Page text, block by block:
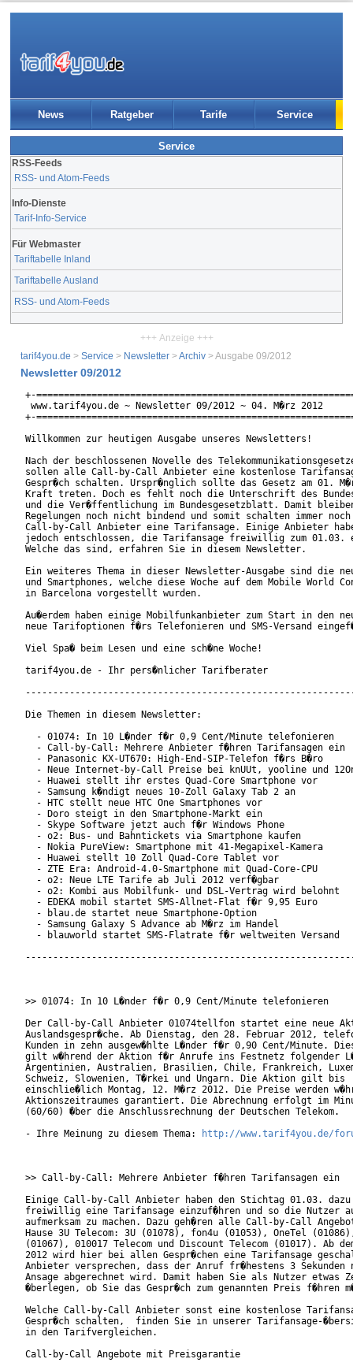
News Ratgeber Tarife Service
Service
RSS-Feeds
RSS- und Atom-Feeds
Info-Dienste
Tarif-Info-Service
Für Webmaster
Tariftabelle Inland
Tariftabelle Ausland
RSS- und Atom-Feeds
+++ Anzeige +++
tarif4you.de > Service > Newsletter >Archiv > Ausgabe 09/2012
Newsletter 09/2012
+-
www.tarif4you.de ~ Newsletter 09/2012 ~ 04. M�rz 2012
+-
Willkommen zur heutigen Ausgabe unseres Newsletters!
Nach der beschlossenen Novelle des
sollen alle Call-by-Call Anbieter eine kostenlose
Gespr�ch schalten. Urspr�nglich sollte das Gesetz am 01.
Kraft treten. Doch es fehlt noch die Unterschrift des
und die Ver�ffentlichung im Bundesgesetzblatt. Damit
Regelungen noch nicht bindend und somit schalten immer
Call-by-Call Anbieter eine Tarifansage. Einige Anbieter
jedoch entschlossen, die Tarifansage freiwillig zum 01.03.
Welche das sind, erfahren Sie in diesem Newsletter.
Ein weiteres Thema in dieser Newsletter-Ausgabe sind die
und Smartphones, welche diese Woche auf dem Mobile World
in Barcelona vorgestellt wurden.
Au�erdem haben einige Mobilfunkanbieter zum Start in den
neue Tarifoptionen f�rs Telefonieren und SMS-Versand
Viel Spa� beim Lesen und eine sch�ne Woche!
tarif4you.de - Ihr pers�nlicher Tarifberater
Die Themen in diesem Newsletter:
  - 01074: In 10 L�nder f�r 0,9 Cent/Minute telefonieren
  - Call-by-Call: Mehrere Anbieter f�hren Tarifansagen ein
  - Panasonic KX-UT670: High-End-SIP-Telefon f�rs B�ro
- Neue Internet-by-Call Preise bei knUUt, yooline und
  - Huawei stellt ihr erstes Quad-Core Smartphone vor
  - Samsung k�ndigt neues 10-Zoll Galaxy Tab 2 an
  - HTC stellt neue HTC One Smartphones vor
  - Doro steigt in den Smartphone-Markt ein
  - Skype Software jetzt auch f�r Windows Phone
  - o2: Bus- und Bahntickets via Smartphone kaufen
  - Nokia PureView: Smartphone mit 41-Megapixel-Kamera
  - Huawei stellt 10 Zoll Quad-Core Tablet vor
  - ZTE Era: Android-4.0-Smartphone mit Quad-Core-CPU
  - o2: Neue LTE Tarife ab Juli 2012 verf�gbar
  - o2: Kombi aus Mobilfunk- und DSL-Vertrag wird belohnt
  - EDEKA mobil startet SMS-Allnet-Flat f�r 9,95 Euro
  - blau.de startet neue Smartphone-Option
  - Samsung Galaxy S Advance ab M�rz im Handel
  - blauworld startet SMS-Flatrate f�r weltweiten Versand
>> 01074: In 10 L�nder f�r 0,9 Cent/Minute telefonieren
Der Call-by-Call Anbieter 01074tellfon startet eine neue
Auslandsgespr�che. Ab Dienstag, den 28. Februar 2012,
Kunden in zehn ausgew�hlte L�nder f�r 0,90 Cent/Minute.
gilt w�hrend der Aktion f�r Anrufe ins Festnetz folgender
Argentinien, Australien, Brasilien, Chile, Frankreich,
Schweiz, Slowenien, T�rkei und Ungarn. Die Aktion gilt bis
einschlie�lich Montag, 12. M�rz 2012. Die Preise werden
Aktionszeitraumes garantiert. Die Abrechnung erfolgt im
(60/60) �ber die Anschlussrechnung der Deutschen Telekom.
- Ihre Meinung zu diesem Thema:
http://www.tarif4you.de/
>> Call-by-Call: Mehrere Anbieter f�hren Tarifansagen ein
Einige Call-by-Call Anbieter haben den Stichtag 01.03.
freiwillig eine Tarifansage einzuf�hren und so die Nutzer
aufmerksam zu machen. Dazu geh�ren alle Call-by-Call
Hause 3U Telecom: 3U (01078), fon4u (01053), OneTel
(01067), 010017 Telecom und Discount Telecom (01017). Ab
2012 wird hier bei allen Gespr�chen eine Tarifansage
Anbieter versprechen, dass der Anruf fr�hestens 3 Sekunden
Ansage abgerechnet wird. Damit haben Sie als Nutzer etwas
�berlegen, ob Sie das Gespr�ch zum genannten Preis f�hren
Welche Call-by-Call Anbieter sonst eine kostenlose
Gespr�ch schalten,  finden Sie in unserer Tarifansage-
in den Tarifvergleichen.
Call-by-Call Angebote mit Preisgarantie